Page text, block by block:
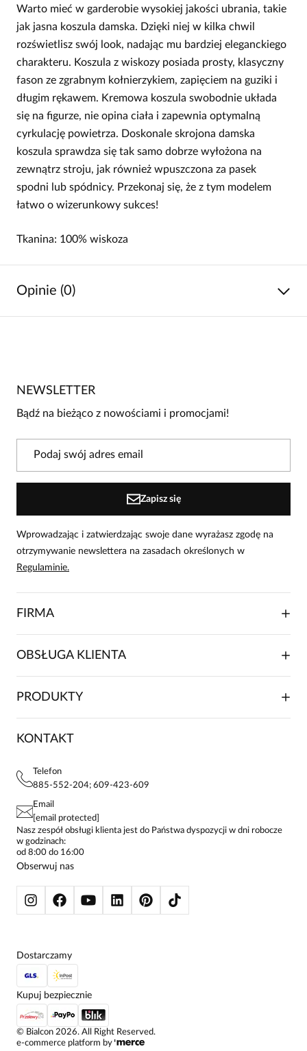
Warto mieć w garderobie wysokiej jakości ubrania, takie
jak jasna koszula damska. Dzięki niej w kilka chwil
rozświetlisz swój look, nadając mu bardziej eleganckiego
charakteru. Koszula z wiskozy posiada prosty, klasyczny
fason ze zgrabnym kołnierzykiem, zapięciem na guziki i
długim rękawem. Kremowa koszula swobodnie układa
się na figurze, nie opina ciała i zapewnia optymalną
cyrkulację powietrza. Doskonale skrojona damska
koszula sprawdza się tak samo dobrze wyłożona na
zewnątrz stroju, jak również wpuszczona za pasek
spodni lub spódnicy. Przekonaj się, że z tym modelem
łatwo o wizerunkowy sukces!
Tkanina: 100% wiskoza
Opinie (0)
Bądź pierwszą osobą, która podzieli się opinią o tym
W naszej witrynie opinie mogą dodawać tylko
NEWSLETTER
Bądź na bieżąco z nowościami i promocjami!
Zapisz się
Wprowadzając i zatwierdzając swoje dane wyrażasz zgodę na
otrzymywanie newslettera na zasadach określonych w
Regulaminie.
FIRMA
FRANCZYZA
MAPA WITRYNY
KONTAKTY
OBSŁUGA KLIENTA
FAQ
POLITYKA PRYWATNOŚCI
STREFA STAŁEGO KLIENTA
PRODUKTY
KOSZULE DAMSKIE
SPODNIE DAMSKIE
ŻAKIETY I MARYNARKI
SWETRY
BLUZY
KONTAKT
Telefon
885-552-204; 609-423-609
Email
[email protected]
Nasz zespół obsługi klienta jest do Państwa dyspozycji w dni robocze
w godzinach:
od 8:00 do 16:00
Obserwuj nas
© Bialcon 2026. All Right Reserved.
e-commerce platform by
Dostarczamy
Kupuj bezpiecznie